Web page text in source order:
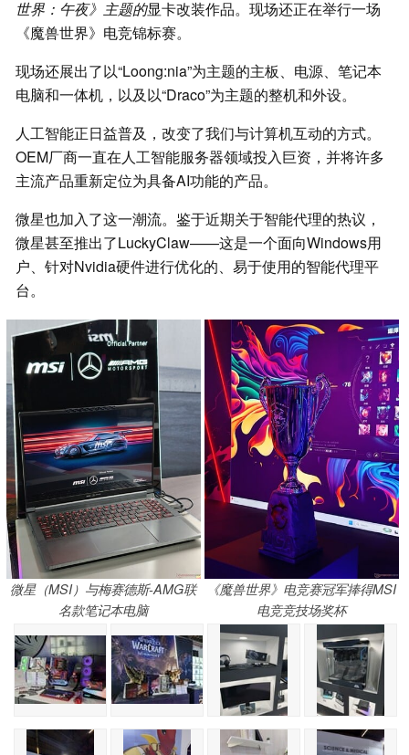
世界：午夜》主题的显卡改装作品。现场还正在举行一场
《魔兽世界》电竞锦标赛。
现场还展出了以“Loong:nia”为主题的主板、电源、笔记本
电脑和一体机，以及以“Draco”为主题的整机和外设。
人工智能正日益普及，改变了我们与计算机互动的方式。
OEM厂商一直在人工智能服务器领域投入巨资，并将许多
主流产品重新定位为具备AI功能的产品。
微星也加入了这一潮流。鉴于近期关于智能代理的热议，
微星甚至推出了LuckyClaw——这是一个面向Windows用
户、针对Nvidia硬件进行优化的、易于使用的智能代理平
台。
微星（MSI）与梅赛德斯-AMG联
名款笔记本电脑
《魔兽世界》电竞赛冠军捧得MSI
电竞竞技场奖杯